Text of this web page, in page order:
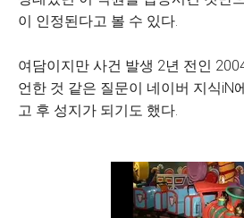
이 인정된다고 볼 수 있다.
여담이지만 사건 발생 2년 전인
언한 것 같은 질문이 네이버 지식iN
고 후 성지가 되기도 했다.